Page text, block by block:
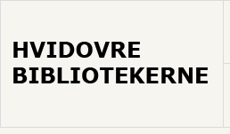
hovedindhold